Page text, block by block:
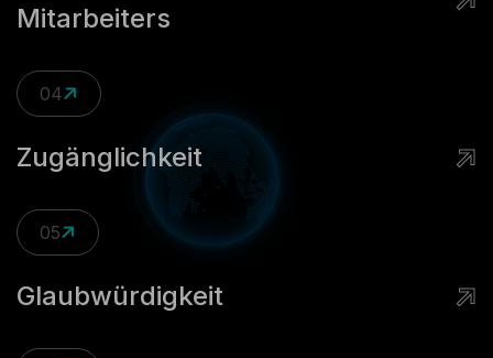
Mitarbeiters
04
Zugänglichkeit
05
Glaubwürdigkeit